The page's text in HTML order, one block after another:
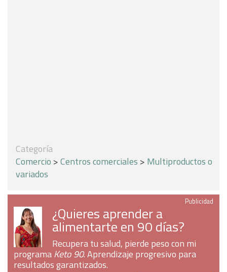
Categoría
Comercio >Centros comerciales > Multiproductos o
variados
Publicidad
¿Quieres aprender a
alimentarte en 90 días?
Recupera tu salud, pierde peso con mi
programaKeto 90. Aprendizaje progresivo para
resultados garantizados.